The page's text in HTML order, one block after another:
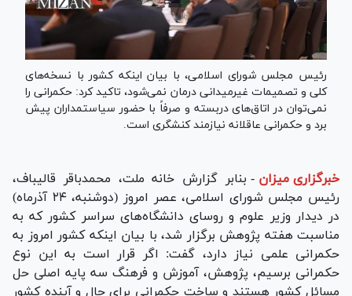
رئیس مجلس شورای اسلامی، با بیان اینکه کشور با نسخه‌های
کلی و تصمیمات غیرمیدانی درمان نمی‌شود، تاکید کرد: حکمرانی را
نمی‌توان در اتاق‌های دربسته و صرفاً با حضور سیاستمداران پیش
برد و حکمرانی عاقلانه نیازمند کنشگری است.
خبرگزاری میزان - بنابر گزارش خانه ملت، محمدباقر قالیباف،
رئیس مجلس شورای اسلامی، عصر امروز (دوشنبه، ۲۴ آذرماه)
در دیدار وزیر علوم و روسای دانشگاه‌های سراسر کشور که به
مناسبت هفته پژوهش برگزار شد، با بیان اینکه کشور امروز به
حکمرانی علمی نیاز دارد، گفت: اگر قرار است به این نوع
حکمرانی برسیم، پژوهش، آموزش و فرهنگ سه پایه اصلی حل
مسائل کشور هستند و ساخت حکمرانی برای حال و آینده کشور